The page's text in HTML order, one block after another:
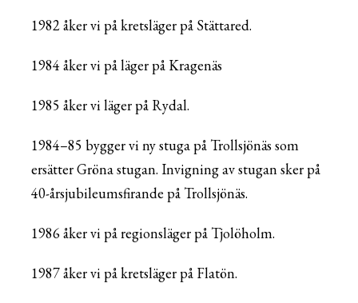
1982 åker vi på kretsläger på Stättared.
1984 åker vi på läger på Kragenäs
1985 åker vi läger på Rydal.
1984–85 bygger vi ny stuga på Trollsjönäs som
ersätter Gröna stugan. Invigning av stugan sker på
40-årsjubileumsfirande på Trollsjönäs.
1986 åker vi på regionsläger på Tjolöholm.
1987 åker vi på kretsläger på Flatön.